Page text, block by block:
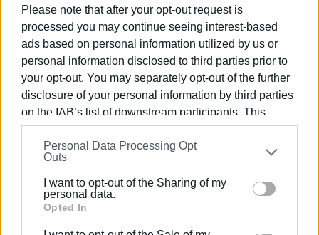
Please note that after your opt-out request is
processed you may continue seeing interest-based
ads based on personal information utilized by us or
personal information disclosed to third parties prior to
your opt-out. You may separately opt-out of the further
disclosure of your personal information by third parties
on the IAB’s list of downstream participants. This
information may also be disclosed by us to third parties
on theIAB’s List of Downstream Participants
that may
further disclose it to other third parties.
Please note that this website/app uses one or more
Google services and may gather and store information
Personal Data Processing Opt
Outs
I want to opt-out of the Sharing of my
personal data.
Opted In
ΕΛΕΝΗ ΚΟΡΩΝΑΚΗ
Εργάζεται στις Εκδόσεις Ενημέρωση από το
1990 σε θέσεις υψηλής ευθύνης. Ειδικεύεται στις
δημόσιες σχέσεις, το ελεύθερο και το
καλλιτεχνικό ρεπορτάζ.